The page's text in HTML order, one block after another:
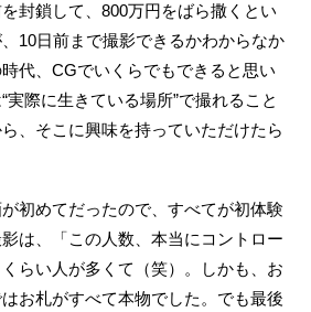
封鎖して、800万円をばら撒くとい
10日前まで撮影できるかわからなか
代、CGでいくらでもできると思い
実際に生きている場所”で撮れること
、そこに興味を持っていただけたら
初めてだったので、すべてが初体験
は、「この人数、本当にコントロー
らい人が多くて（笑）。しかも、お
お札がすべて本物でした。でも最後